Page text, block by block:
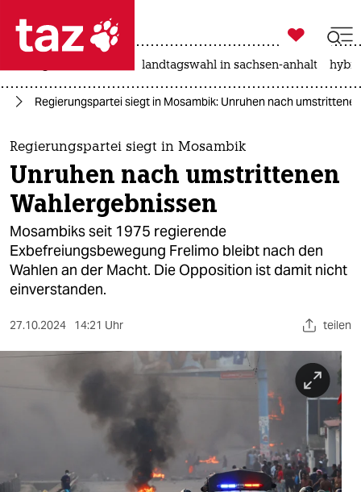
 taz zahl ich
taz zahl ich
themen
politik
öko
gesellschaft
kultur
sport
berlin
verlag

taz zahl ich
landtagswahl in sachsen-anhalt
Regierungspartei siegt in Mosambik: Unruhen nach
Regierungspartei siegt in Mosambik
Unruhen nach umstrittenen
Wahlergebnissen
Mosambiks seit 1975 regierende
Exbefreiungsbewegung Frelimo bleibt nach den
Wahlen an der Macht. Die Opposition ist damit nicht
einverstanden.
27.10.2024 14:21 Uhr teilen